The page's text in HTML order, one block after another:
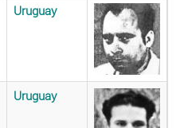
Uruguay
Uruguay